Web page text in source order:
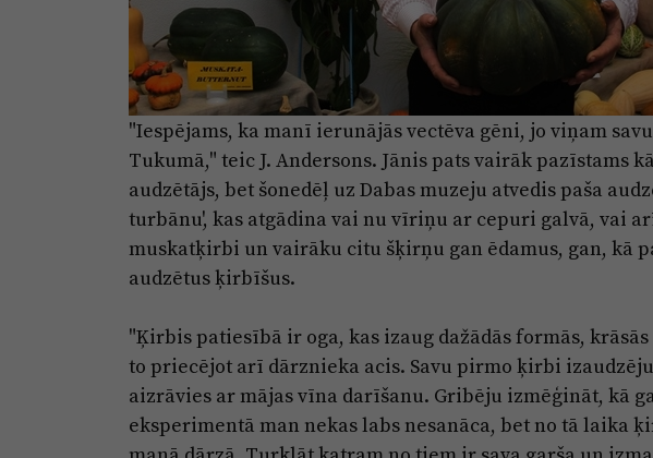
"Iespējams, ka manī ierunājās vectēva gēni, jo viņam
Tukumā," teic J. Andersons. Jānis pats vairāk pazīstams
audzētājs, bet šonedēļ uz Dabas muzeju atvedis paša
turbānu', kas atgādina vai nu vīriņu ar cepuri galvā, vai
muskatķirbi un vairāku citu šķirņu gan ēdamus, gan, kā
audzētus ķirbīšus.
"Ķirbis patiesībā ir oga, kas izaug dažādās formās,
to priecējot arī dārznieka acis. Savu pirmo ķirbi
aizrāvies ar mājas vīna darīšanu. Gribēju izmēģināt, kā
eksperimentā man nekas labs nesanāca, bet no tā laika